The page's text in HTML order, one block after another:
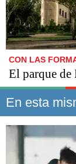
CON LAS
El parque
En esta